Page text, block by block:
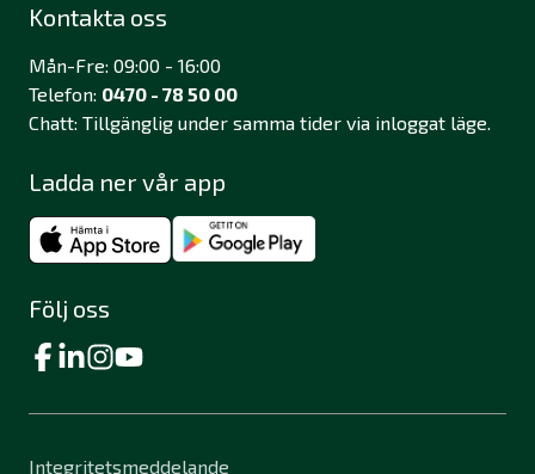
Kontakta oss
Mån-Fre: 09:00 - 16:00
Telefon: 0470 - 78 50 00
Chatt: Tillgänglig under samma tider via inloggat läge.
Ladda ner vår app
Följ oss
Integritetsmeddelande